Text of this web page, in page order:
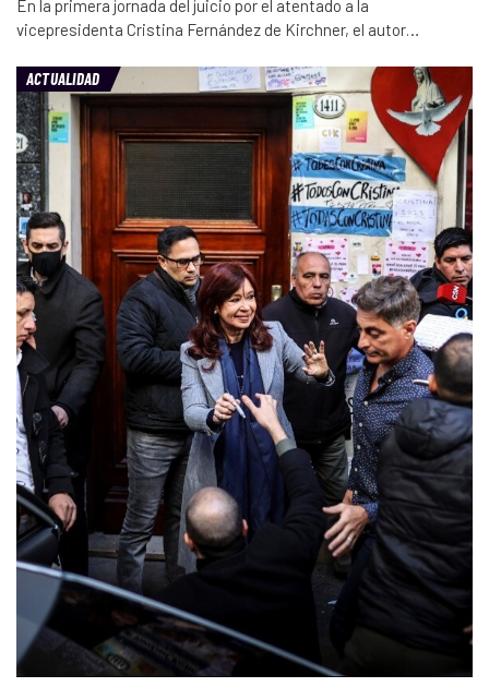
En la primera jornada del juicio por el atentado a la
vicepresidenta Cristina Fernández de Kirchner, el autor…
ACTUALIDAD